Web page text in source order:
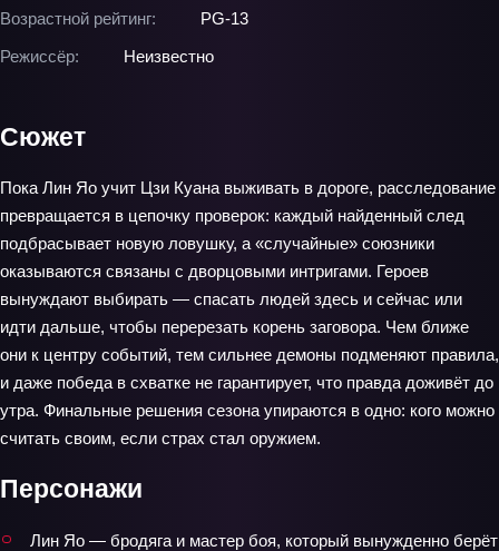
Возрастной рейтинг:
PG-13
Режиссёр:
Неизвестно
Сюжет
Пока Лин Яо учит Цзи Куана выживать в дороге, расследование
превращается в цепочку проверок: каждый найденный след
подбрасывает новую ловушку, а «случайные» союзники
оказываются связаны с дворцовыми интригами. Героев
вынуждают выбирать — спасать людей здесь и сейчас или
идти дальше, чтобы перерезать корень заговора. Чем ближе
они к центру событий, тем сильнее демоны подменяют правила,
и даже победа в схватке не гарантирует, что правда доживёт до
утра. Финальные решения сезона упираются в одно: кого можно
считать своим, если страх стал оружием.
Персонажи
Лин Яо — бродяга и мастер боя, который вынужденно берёт